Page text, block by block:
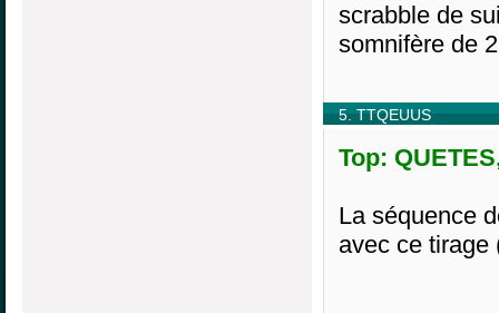
scrabble de
somnifère de
5. TTQEUUS
Top:
La séquence
avec ce tirage